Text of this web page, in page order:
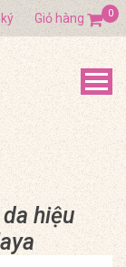
Giỏ hàng 0
hiệu